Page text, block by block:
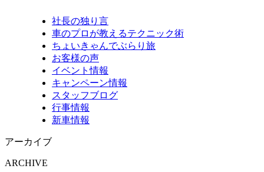
社長の独り言
車のプロが教えるテクニック術
ちょいきゃんでぶらり旅
お客様の声
イベント情報
キャンペーン情報
スタッフブログ
行事情報
新車情報
アーカイブ
ARCHIVE